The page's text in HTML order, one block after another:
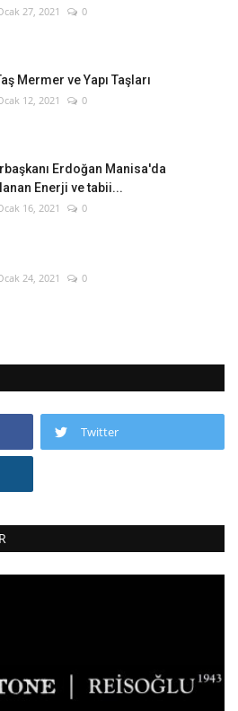
27, 2021 0
Mermer ve Yapı Taşları
12, 2021 0
Erdoğan Manisa'da
Enerji ve tabii...
16, 2021 0
24, 2021 0
Twitter